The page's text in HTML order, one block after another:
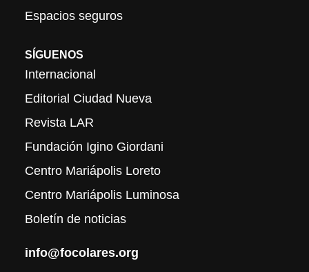
Espacios seguros
SÍGUENOS
Internacional
Editorial Ciudad Nueva
Revista LAR
Fundación Igino Giordani
Centro Mariápolis Loreto
Centro Mariápolis Luminosa
Boletín de noticias
info@focolares.org